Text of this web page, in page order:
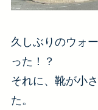
久しぶりのウォ
った！？
それに、靴が小
た。